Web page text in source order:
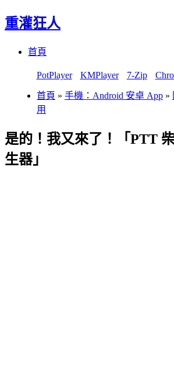
重灌狂人
首頁
PotPlayer KMPlayer 7-Zip
首頁 » 手機：Android 安卓 App »
用
是的！我又來了！「PTT
生器」